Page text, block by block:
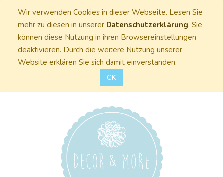
Wir verwenden Cookies in dieser Webseite. Lesen Sie
mehr zu diesen in unserer Datenschutzerklärung. Sie
können diese Nutzung in ihren Browsereinstellungen
deaktivieren. Durch die weitere Nutzung unserer
Website erklären Sie sich damit einverstanden.
OK